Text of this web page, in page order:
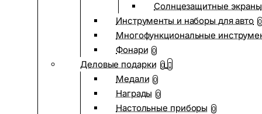
Солнцезащитные экраны
Инструменты и наборы для авто 0
Многофункциональные
Фонари 0
Деловые подарки 0
Медали 0
Награды 0
Настольные приборы 0